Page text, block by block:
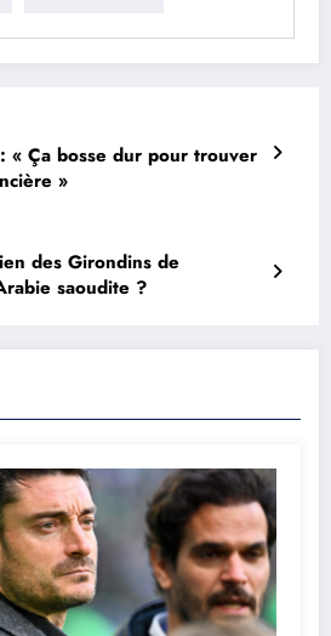
« Ça bosse dur pour trouver
»
des Girondins de
saoudite ?